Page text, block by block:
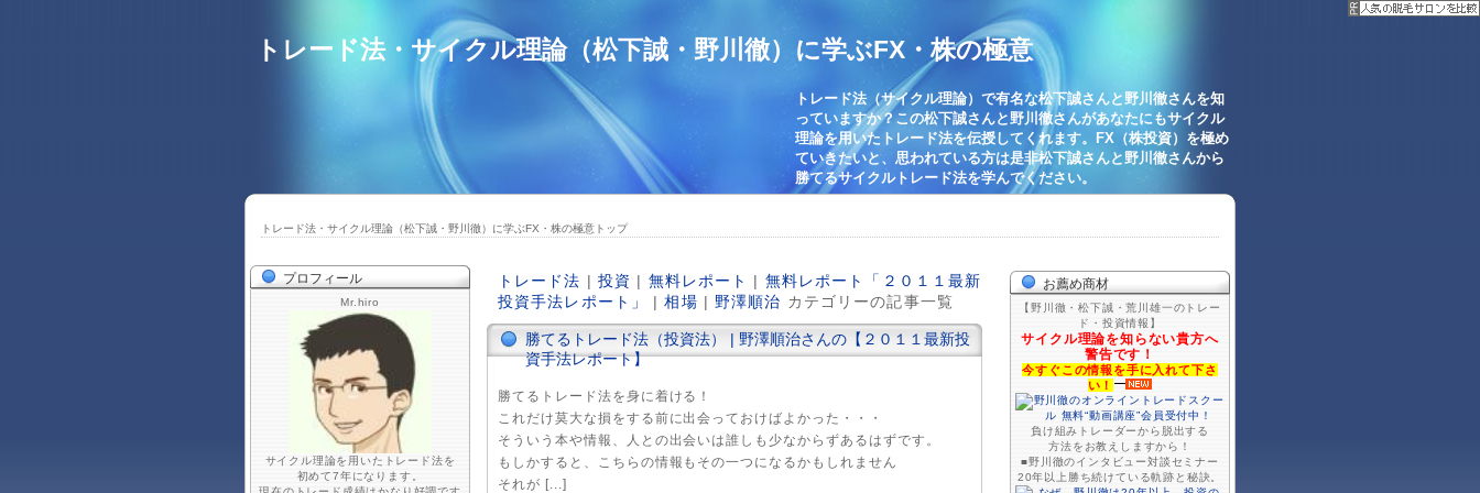
トレード法・サイクル理論（松下誠・野川徹）に学ぶFX・株の極意
トレード法（サイクル理論）で有名な松下誠さんと野川徹さんを知
っていますか？この松下誠さんと野川徹さんがあなたにもサイクル
理論を用いたトレード法を伝授してくれます。FX（株投資）を極め
ていきたいと、思われている方は是非松下誠さんと野川徹さんから
勝てるサイクルトレード法を学んでください。
トレード法・サイクル理論（松下誠・野川徹）に学ぶFX・株の極意トップ
トレード法 | 投資 | 無料レポート | 無料レポート「２０１１最新
投資手法レポート」
|相場 | 野澤順治 カテゴリーの記事一覧
勝てるトレード法（投資法） | 野澤順治さんの【２０１１最新投
資手法レポート】
勝てるトレード法を身に着ける！
これだけ莫大な損をする前に出会っておけばよかった・・・
そういう本や情報、人との出会いは誰しも少なからずあるはずです。
もしかすると、こちらの情報もその一つになるかもしれません
それが [...]
お薦め商材
【野川徹・松下誠・荒川雄一のトレー
ド・投資情報】
サイクル理論を知らない貴方へ
警告です！
今すぐこの情報を手に入れて下さ
い！
負け組みトレーダーから脱出する
方法をお教えしますから！
■野川徹のインタビュー対談セミナー
20年以上勝ち続けている軌跡と秘訣。
プロフィール
Mr.hiro
サイクル理論を用いたトレード法を
初めて7年になります。